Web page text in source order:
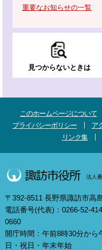
重要なお知らせの一覧
見つからないときは
このホームページについて
プライバシーポリシー
ア
リンク集
法人
〒392-8511 長野県諏訪市高
電話番号(代表)：0266-52-
0660
開庁時間：午前8時30分か
日・祝日・年末年始